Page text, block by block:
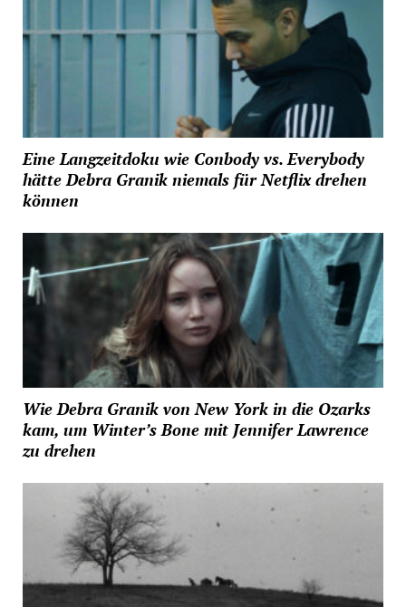
Eine Langzeitdoku wie Conbody vs. Everybody
hätte Debra Granik niemals für Netflix drehen
können
Wie Debra Granik von New York in die Ozarks
kam, um Winter’s Bone mit Jennifer Lawrence
zu drehen